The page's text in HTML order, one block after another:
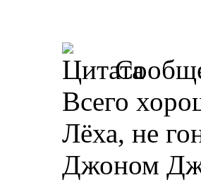
Всего
Лёха, не
Джоном